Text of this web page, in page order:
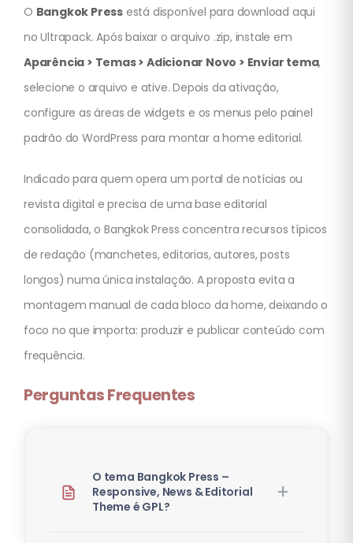
O Bangkok Press está disponível para download aqui
no Ultrapack. Após baixar o arquivo .zip, instale em
Aparência > Temas > Adicionar Novo > Enviar tema,
selecione o arquivo e ative. Depois da ativação,
configure as áreas de widgets e os menus pelo painel
padrão do WordPress para montar a home editorial.
Indicado para quem opera um portal de notícias ou
revista digital e precisa de uma base editorial
consolidada, o Bangkok Press concentra recursos típicos
de redação (manchetes, editorias, autores, posts
longos) numa única instalação. A proposta evita a
montagem manual de cada bloco da home, deixando o
foco no que importa: produzir e publicar conteúdo com
frequência.
Perguntas Frequentes
O tema Bangkok Press –
Responsive, News & Editorial
Theme é GPL?